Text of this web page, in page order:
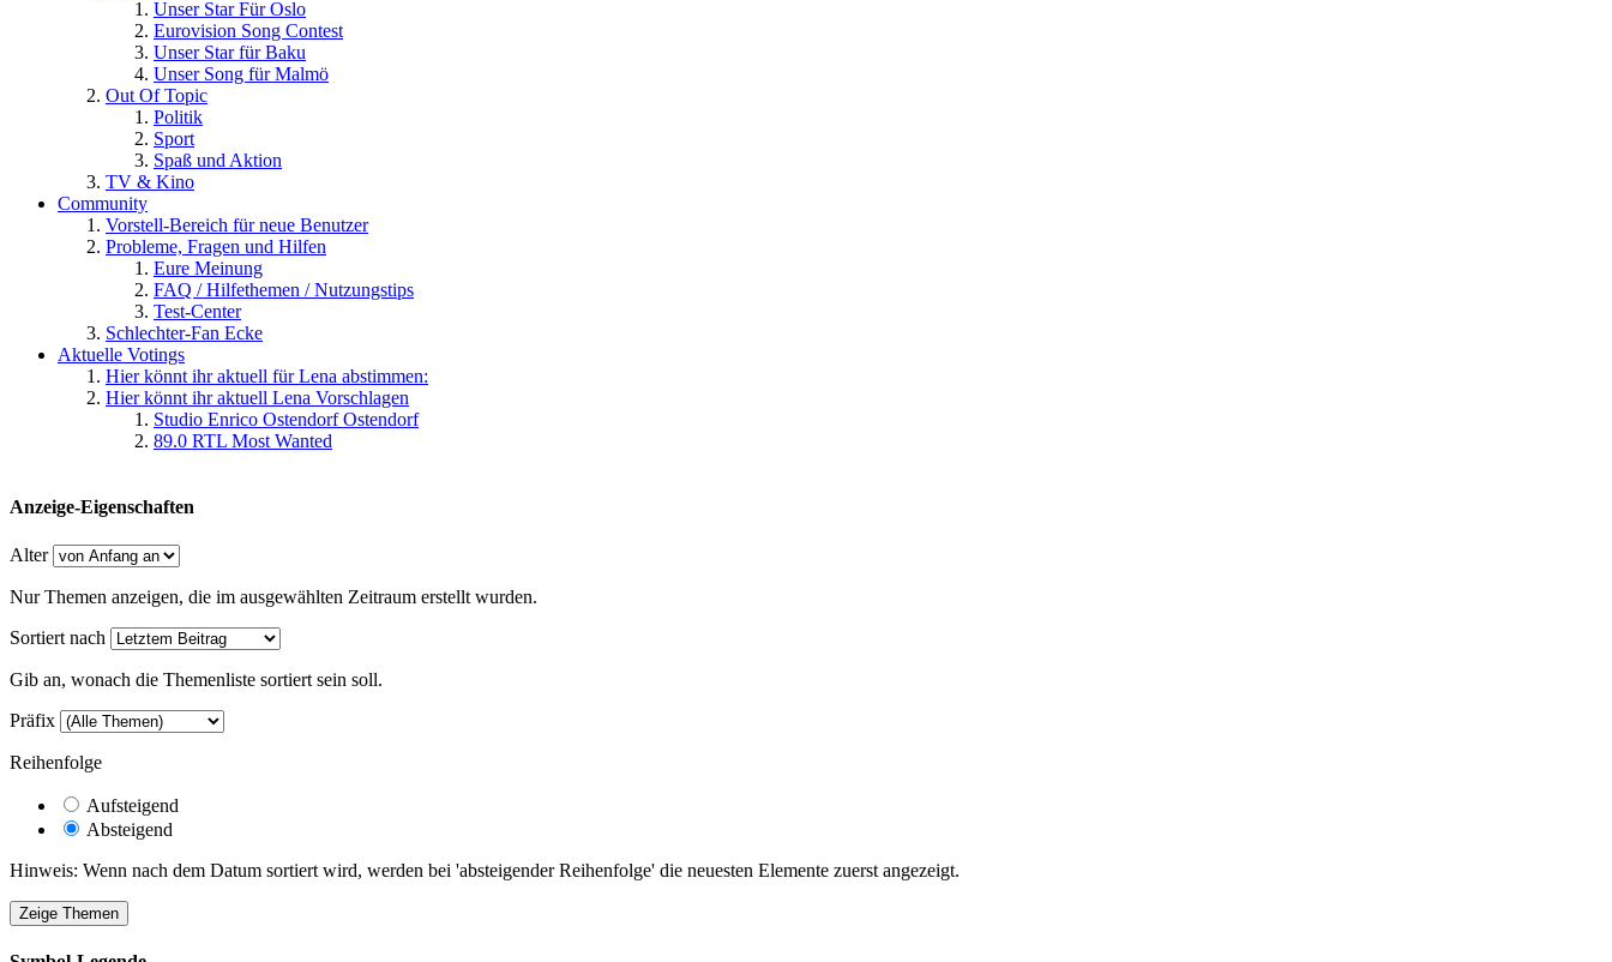
Unser Star Für Oslo
Eurovision Song Contest
Unser Star für Baku
Unser Song für Malmö
Out Of Topic
Politik
Sport
Spaß und Aktion
TV & Kino
Community
Vorstell-Bereich für neue Benutzer
Probleme, Fragen und Hilfen
Eure Meinung
FAQ / Hilfethemen / Nutzungstips
Test-Center
Schlechter-Fan Ecke
Aktuelle Votings
Hier könnt ihr aktuell für Lena abstimmen:
Hier könnt ihr aktuell Lena Vorschlagen
Studio Enrico Ostendorf Ostendorf
89.0 RTL Most Wanted
Anzeige-Eigenschaften
Alter
Nur Themen anzeigen, die im ausgewählten Zeitraum erstellt wurden.
Sortiert nach
Gib an, wonach die Themenliste sortiert sein soll.
Präfix
Reihenfolge
Aufsteigend
Absteigend
Hinweis: Wenn nach dem Datum sortiert wird, werden bei 'absteigender Reihenfolge' die neuesten Elemente zuerst angezeigt.